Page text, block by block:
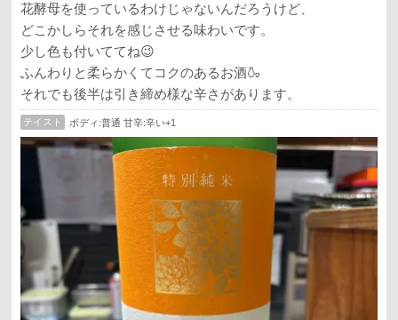
花酵母を使っているわけじゃないんだろうけど、
どこかしらそれを感じさせる味わいです。
少し色も付いててね😉
ふんわりと柔らかくてコクのあるお酒🍶
それでも後半は引き締め様な辛さがあります。
テイスト ボディ:普通 甘辛:辛い+1